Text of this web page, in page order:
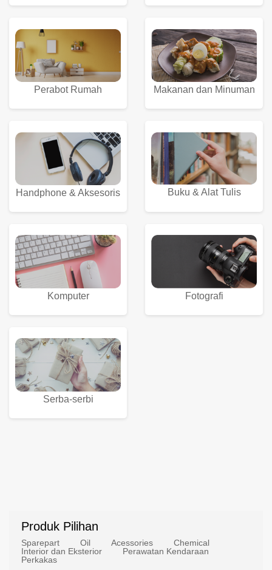
Perabot Rumah Makanan dan Minuman
Handphone & Aksesoris Buku & Alat Tulis
Komputer Fotografi
Serba-serbi
Produk Pilihan
Sparepart Oil Acessories
Chemical
Interior dan Eksterior
Perawatan Kendaraan
Perkakas